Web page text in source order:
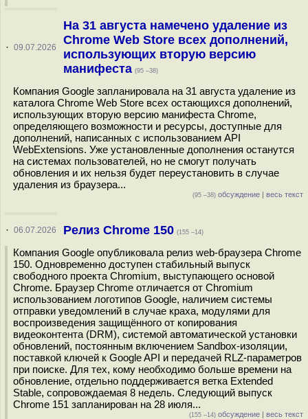
· 09.07.2026
На 31 августа намечено удаление из
Chrome Web Store всех дополнений,
использующих вторую версию
манифеста (95 –38)
Компания Google запланировала на 31 августа удаление из
каталога Chrome Web Store всех остающихся дополнений,
использующих вторую версию манифеста Chrome,
определяющего возможности и ресурсы, доступные для
дополнений, написанных с использованием API
WebExtensions. Уже установленные дополнения останутся
на системах пользователей, но не смогут получать
обновления и их нельзя будет переустановить в случае
удаления из браузера...
(95 –38) обсуждение | весь текст
· 06.07.2026 Релиз Chrome 150 (155 –14)
Компания Google опубликовала релиз web-браузера Chrome
150. Одновременно доступен стабильный выпуск
свободного проекта Chromium, выступающего основой
Chrome. Браузер Chrome отличается от Chromium
использованием логотипов Google, наличием системы
отправки уведомлений в случае краха, модулями для
воспроизведения защищённого от копирования
видеоконтента (DRM), системой автоматической установки
обновлений, постоянным включением Sandbox-изоляции,
поставкой ключей к Google API и передачей RLZ-параметров
при поиске. Для тех, кому необходимо больше времени на
обновление, отдельно поддерживается ветка Extended
Stable, сопровождаемая 8 недель. Следующий выпуск
Chrome 151 запланирован на 28 июля...
(155 –14) обсуждение | весь текст